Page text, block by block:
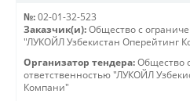
№: 02-01-32-523
Заказчик(и): Общество с
"ЛУКОЙЛ Узбекистан Оперейтинг
Организатор тендера: Общество
ответственностью "ЛУКОЙЛ
Компани"